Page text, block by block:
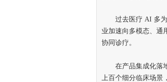
过去医疗 AI 多为
业加速向多模态、通
协同诊疗。
在产品集成化落地
上百个细分临床场景